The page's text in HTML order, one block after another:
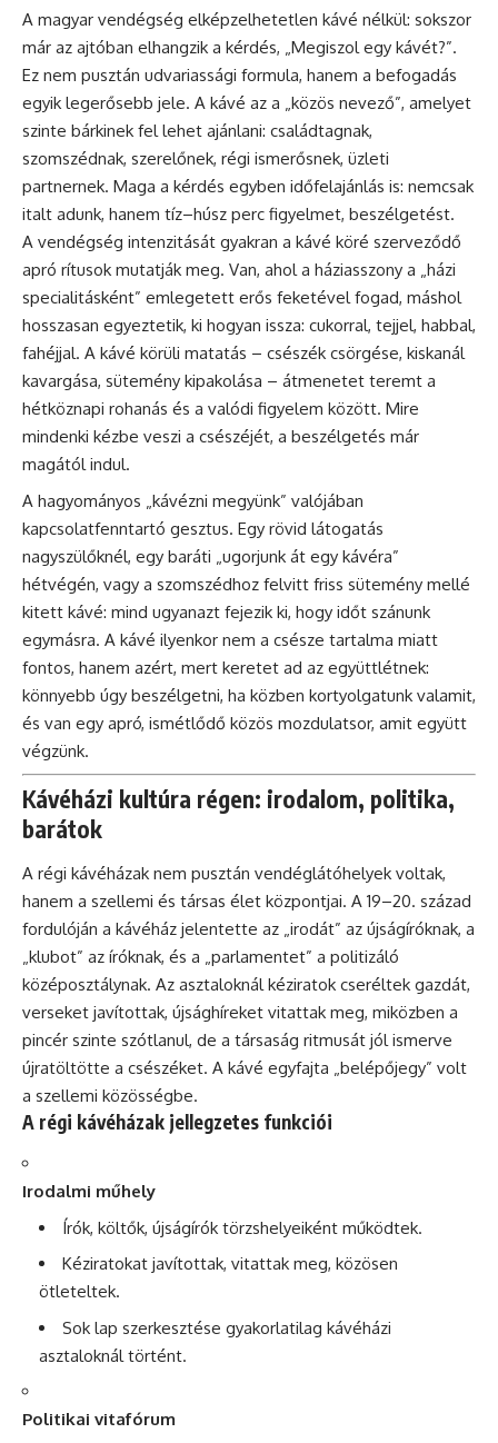
A magyar vendégség elképzelhetetlen kávé nélkül: sokszor
már az ajtóban elhangzik a kérdés, „Megiszol egy kávét?”.
Ez nem pusztán udvariassági formula, hanem a befogadás
egyik legerősebb jele. A kávé az a „közös nevező”, amelyet
szinte bárkinek fel lehet ajánlani: családtagnak,
szomszédnak, szerelőnek, régi ismerősnek, üzleti
partnernek. Maga a kérdés egyben időfelajánlás is: nemcsak
italt adunk, hanem tíz–húsz perc figyelmet, beszélgetést.
A vendégség intenzitását gyakran a kávé köré szerveződő
apró rítusok mutatják meg. Van, ahol a háziasszony a „házi
specialitásként” emlegetett erős feketével fogad, máshol
hosszasan egyeztetik, ki hogyan issza: cukorral, tejjel, habbal,
fahéjjal. A kávé körüli matatás – csészék csörgése, kiskanál
kavargása, sütemény kipakolása – átmenetet teremt a
hétköznapi rohanás és a valódi figyelem között. Mire
mindenki kézbe veszi a csészéjét, a beszélgetés már
magától indul.
A hagyományos „kávézni megyünk” valójában
kapcsolatfenntartó gesztus. Egy rövid látogatás
nagyszülőknél, egy baráti „ugorjunk át egy kávéra”
hétvégén, vagy a szomszédhoz felvitt friss sütemény mellé
kitett kávé: mind ugyanazt fejezik ki, hogy időt szánunk
egymásra. A kávé ilyenkor nem a csésze tartalma miatt
fontos, hanem azért, mert keretet ad az együttlétnek:
könnyebb úgy beszélgetni, ha közben kortyolgatunk valamit,
és van egy apró, ismétlődő közös mozdulatsor, amit együtt
végzünk.
Kávéházi kultúra régen: irodalom, politika,
barátok
A régi kávéházak nem pusztán vendéglátóhelyek voltak,
hanem a szellemi és társas élet központjai. A 19–20. század
fordulóján a kávéház jelentette az „irodát” az újságíróknak, a
„klubot” az íróknak, és a „parlamentet” a politizáló
középosztálynak. Az asztaloknál kéziratok cseréltek gazdát,
verseket javítottak, újsághíreket vitattak meg, miközben a
pincér szinte szótlanul, de a társaság ritmusát jól ismerve
újratöltötte a csészéket. A kávé egyfajta „belépőjegy” volt
a szellemi közösségbe.
A régi kávéházak jellegzetes funkciói
Irodalmi műhely
Írók, költők, újságírók törzshelyeiként működtek.
Kéziratokat javítottak, vitattak meg, közösen
ötleteltek.
Sok lap szerkesztése gyakorlatilag kávéházi
asztaloknál történt.
Politikai vitafórum